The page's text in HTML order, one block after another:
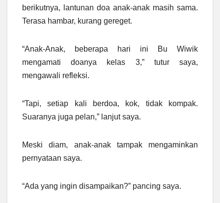
berikutnya, lantunan doa anak-anak masih sama.
Terasa hambar, kurang gereget.
“Anak-Anak, beberapa hari ini Bu Wiwik
mengamati doanya kelas 3,” tutur saya,
mengawali refleksi.
“Tapi, setiap kali berdoa, kok, tidak kompak.
Suaranya juga pelan,” lanjut saya.
Meski diam, anak-anak tampak mengaminkan
pernyataan saya.
“Ada yang ingin disampaikan?” pancing saya.